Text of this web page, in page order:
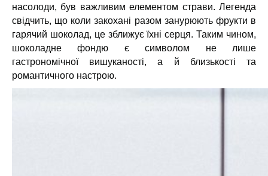
насолоди, був важливим елементом страви. Легенда
свідчить, що коли закохані разом занурюють фрукти в
гарячий шоколад, це зближує їхні серця. Таким чином,
шоколадне фондю є символом не лише
гастрономічної вишуканості, а й близькості та
романтичного настрою.